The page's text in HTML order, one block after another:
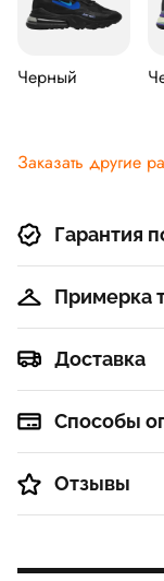
Черный
Заказать другие
Гарантия
Примерка
Доставка
Способы
Отзывы